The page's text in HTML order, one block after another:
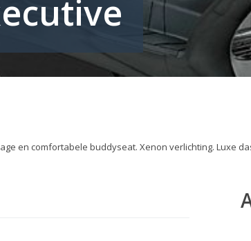
en comfortabele buddyseat. Xenon verlichting. Luxe